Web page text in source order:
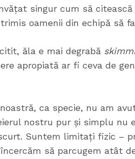
singur cum să
oamenii din echipă să
ăla e mai degrabă
apropiată ar fi ceva de
ca specie, nu am
nostru pur și simplu
Suntem limitați fizic –
încercăm să parcugem atât